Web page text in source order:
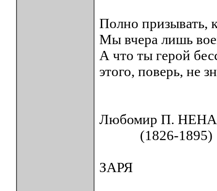
Полно призывать,
Мы вчера лишь
А что ты герой
этого, поверь, не
Любомир П.
(1826-1895)
ЗАРЯ